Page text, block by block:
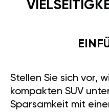
Stellen Sie sich vor,
kompakten SUV
Sparsamkeit mit